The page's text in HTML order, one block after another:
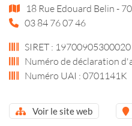
18 Rue Edouard Belin -
03 84 76 07 46
SIRET : 19700905300020
Numéro de déclaration
Numéro UAI : 0701141K
Voir le site web